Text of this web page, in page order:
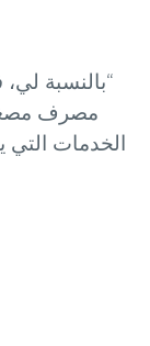
“بالنسبة
مصرف
الخدمات التي